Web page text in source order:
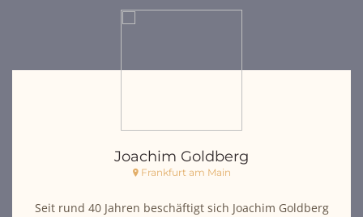
Joachim Goldberg
Frankfurt am Main
Seit rund 40 Jahren beschäftigt sich Joachim Goldberg